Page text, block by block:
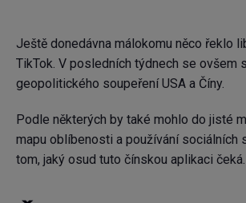
Ještě donedávna málokomu něco řeklo
TikTok. V posledních týdnech se ovšem
geopolitického soupeření USA a Číny.
Podle některých by také mohlo do jisté
mapu oblíbenosti a používání sociálních
tom, jaký osud tuto čínskou aplikaci čeká.